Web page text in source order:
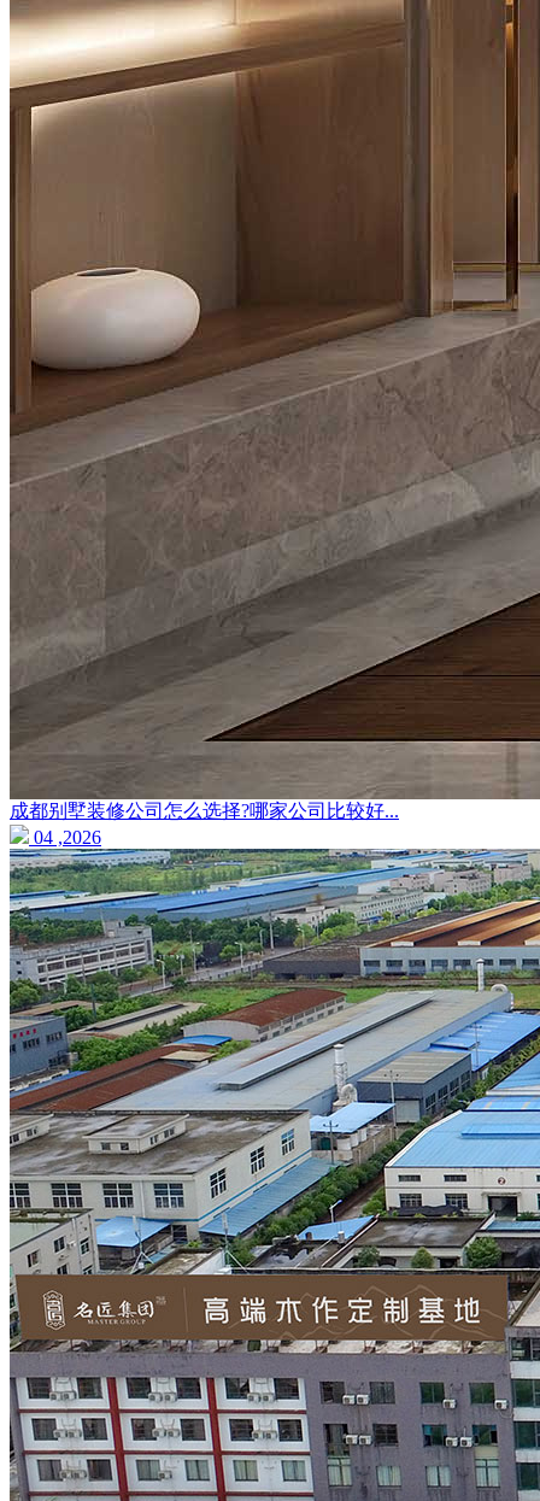
成都别墅装修公司怎么选择?哪家公司比较好...
04 ,2026